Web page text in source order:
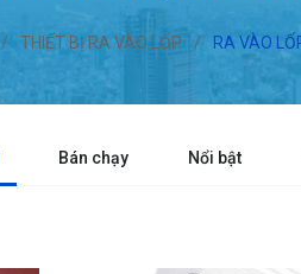
/ THIẾT BỊ RA VÀO LỐP / RA VÀO
Bán chạy Nổi bật